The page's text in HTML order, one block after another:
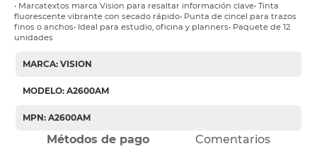
• Marcatextos marca Vision para resaltar información clave• Tinta
fluorescente vibrante con secado rápido• Punta de cincel para trazos
finos o anchos• Ideal para estudio, oficina y planners• Paquete de 12
unidades
MARCA: VISION
MODELO: A2600AM
MPN: A2600AM
Métodos de pago Comentarios